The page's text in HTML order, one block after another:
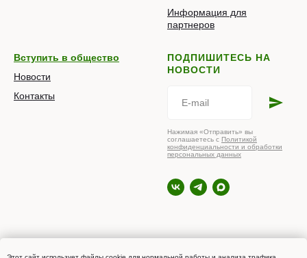
Информация для
партнеров
Вступить в общество
Новости
Контакты
ПОДПИШИТЕСЬ НА
НОВОСТИ
Нажимая «Отправить» вы
соглашаетесь с Политикой
конфиденциальности и обработки
персональных данных